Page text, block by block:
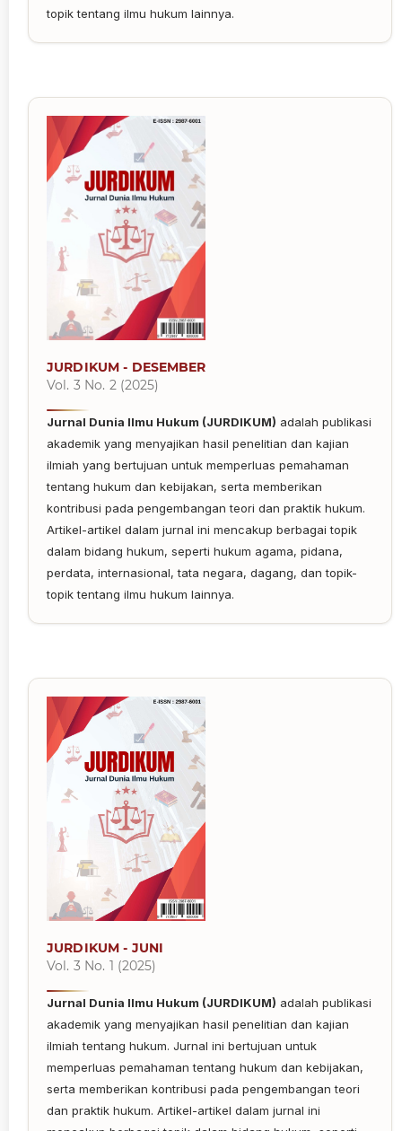
topik tentang ilmu hukum lainnya.
JURDIKUM - DESEMBER
Vol. 3 No. 2 (2025)
Jurnal Dunia Ilmu Hukum (JURDIKUM) adalah publikasi
akademik yang menyajikan hasil penelitian dan kajian
ilmiah yang bertujuan untuk memperluas pemahaman
tentang hukum dan kebijakan, serta memberikan
kontribusi pada pengembangan teori dan praktik hukum.
Artikel-artikel dalam jurnal ini mencakup berbagai topik
dalam bidang hukum, seperti hukum agama, pidana,
perdata, internasional, tata negara, dagang, dan topik-
topik tentang ilmu hukum lainnya.
JURDIKUM - JUNI
Vol. 3 No. 1 (2025)
Jurnal Dunia Ilmu Hukum (JURDIKUM) adalah publikasi
akademik yang menyajikan hasil penelitian dan kajian
ilmiah tentang hukum. Jurnal ini bertujuan untuk
memperluas pemahaman tentang hukum dan kebijakan,
serta memberikan kontribusi pada pengembangan teori
dan praktik hukum. Artikel-artikel dalam jurnal ini